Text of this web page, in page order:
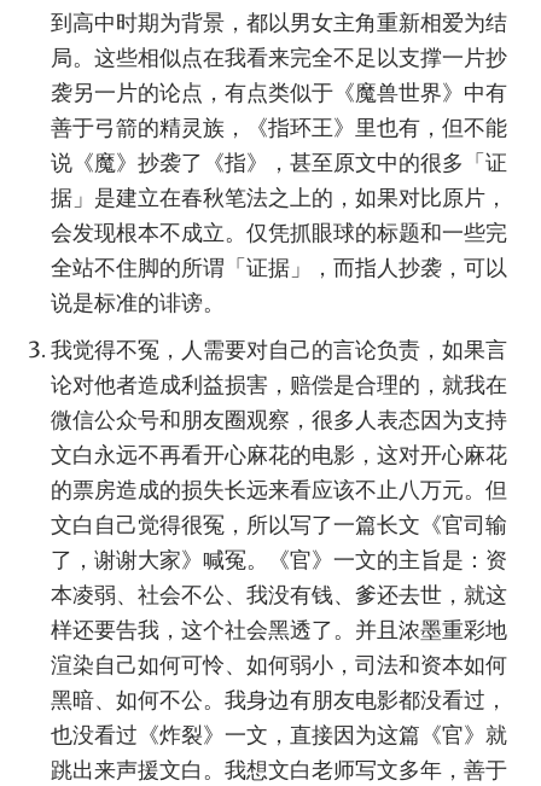
到高中时期为背景，都以男女主角重新相爱为结
局。这些相似点在我看来完全不足以支撑一片抄
袭另一片的论点，有点类似于《魔兽世界》中有
善于弓箭的精灵族，《指环王》里也有，但不能
说《魔》抄袭了《指》，甚至原文中的很多「证
据」是建立在春秋笔法之上的，如果对比原片，
会发现根本不成立。仅凭抓眼球的标题和一些完
全站不住脚的所谓「证据」，而指人抄袭，可以
说是标准的诽谤。
我觉得不冤，人需要对自己的言论负责，如果言
论对他者造成利益损害，赔偿是合理的，就我在
微信公众号和朋友圈观察，很多人表态因为支持
文白永远不再看开心麻花的电影，这对开心麻花
的票房造成的损失长远来看应该不止八万元。但
文白自己觉得很冤，所以写了一篇长文《官司输
了，谢谢大家》喊冤。《官》一文的主旨是：资
本凌弱、社会不公、我没有钱、爹还去世，就这
样还要告我，这个社会黑透了。并且浓墨重彩地
渲染自己如何可怜、如何弱小，司法和资本如何
黑暗、如何不公。我身边有朋友电影都没看过，
也没看过《炸裂》一文，直接因为这篇《官》就
跳出来声援文白。我想文白老师写文多年，善于